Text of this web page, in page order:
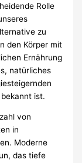
Rolle
zu
den Körper mit
Ernährung
natürliches
ist.
von
in
Moderne
das tiefe